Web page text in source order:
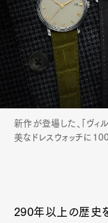
新作が登場した、「ヴィ
美なドレスウォッチに
290年以上の歴史